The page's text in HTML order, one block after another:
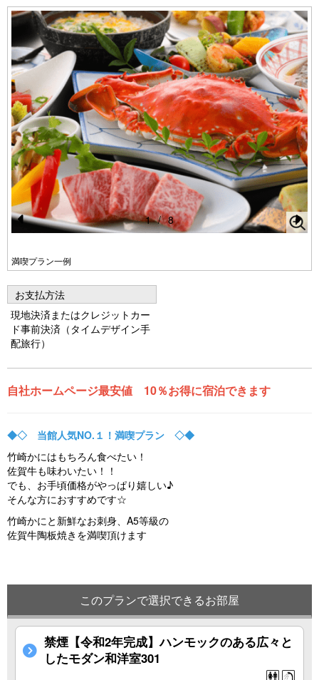
Pr
e
o
u
s
満喫プラン一例
N
1 / 8
お支払方法
現地決済またはクレジットカー
ド事前決済（タイムデザイン手
配旅行）
自社ホームページ最安値 10％お得に宿泊できます
◆◇ 当館人気NO.１！満喫プラン ◇◆
竹崎かにはもちろん食べたい！
佐賀牛も味わいたい！！
でも、お手頃価格がやっぱり嬉しい♪
そんな方におすすめです☆
竹崎かにと新鮮なお刺身、A5等級の
佐賀牛陶板焼きを満喫頂けます
このプランで選択できるお部屋
禁煙【令和2年完成】ハンモックのある広々と
したモダン和洋室301